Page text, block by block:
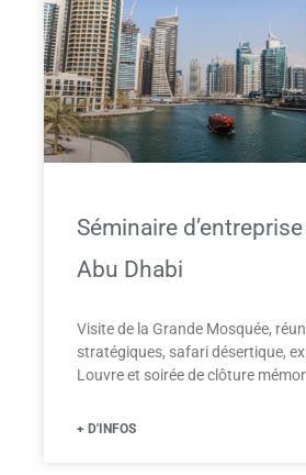
Séminaire
Abu Dhabi
Visite de la Grande Mosquée,
stratégiques, safari désertique,
Louvre et soirée de clôture
+ D'INFOS